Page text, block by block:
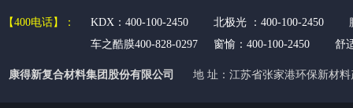
康得新复合材料集团股份有限公司 地 址：江苏省张家港环保新材
【400电话】：
KDX：400-100-2450 北极光 ：400-100-2450
车之酷膜400-828-0297 窗愉： 400-100-2450 舒